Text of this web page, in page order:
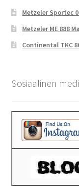
Metzeler Sportec
Metzeler ME 888
Continental TKC
Sosiaalinen